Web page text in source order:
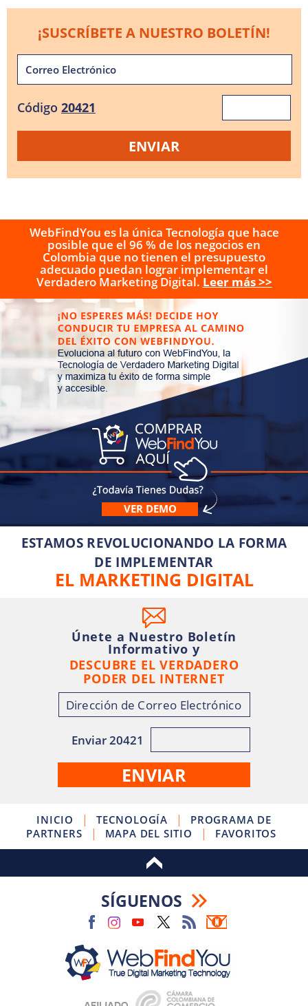
¡SUSCRÍBETE A NUESTRO BOLETÍN!
Código 20421
WebFindYou es la única Tecnología que hace
posible que el 96 % de los negocios en
Colombia que no tienen el presupuesto
adecuado puedan lograr implementar el
Verdadero Marketing Digital. Leer más >>
VER DEMO
ESTAMOS REVOLUCIONANDO LA FORMA
DE IMPLEMENTAR
EL MARKETING DIGITAL
Únete a Nuestro Boletín
Informativo y
DESCUBRE EL VERDADERO
PODER DEL INTERNET
Enviar 20421
INICIO | TECNOLOGÍA |
PROGRAMA DE
PARTNERS
| MAPA DEL SITIO | FAVORITOS
SÍGUENOS